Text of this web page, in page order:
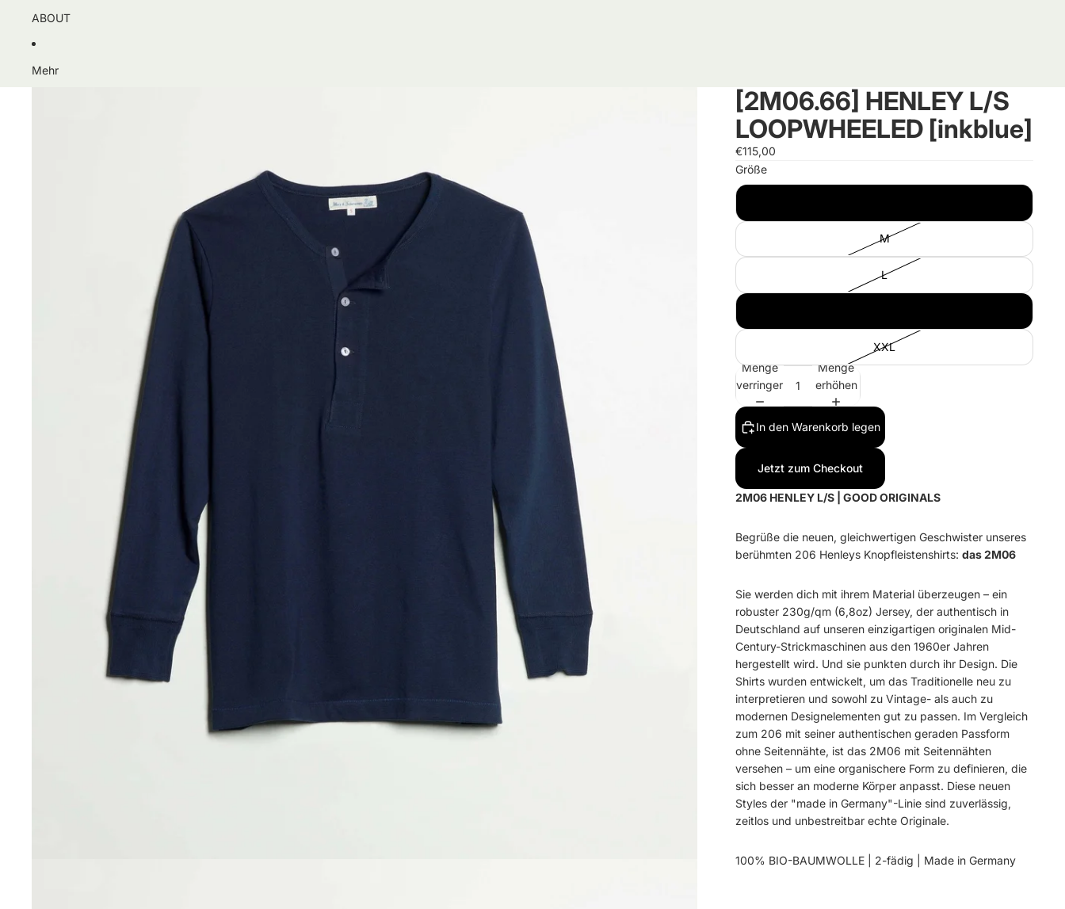
ABOUT
Mehr
[2M06.66] HENLEY L/S
LOOPWHEELED [inkblue]
€115,00
Größe
M
L
XXL
Menge
verringern
Menge
erhöhen
In den Warenkorb legen
Jetzt zum Checkout
2M06 HENLEY L/S | GOOD ORIGINALS
Begrüße die neuen, gleichwertigen Geschwister unseres
berühmten 206 Henleys Knopfleistenshirts: das 2M06
Sie werden dich mit ihrem Material überzeugen – ein
robuster 230g/qm (6,8oz) Jersey, der authentisch in
Deutschland auf unseren einzigartigen originalen Mid-
Century-Strickmaschinen aus den 1960er Jahren
hergestellt wird. Und sie punkten durch ihr Design. Die
Shirts wurden entwickelt, um das Traditionelle neu zu
interpretieren und sowohl zu Vintage- als auch zu
modernen Designelementen gut zu passen. Im Vergleich
zum 206 mit seiner authentischen geraden Passform
ohne Seitennähte, ist das 2M06 mit Seitennähten
versehen – um eine organischere Form zu definieren, die
sich besser an moderne Körper anpasst. Diese neuen
Styles der "made in Germany"-Linie sind zuverlässig,
zeitlos und unbestreitbar echte Originale.
100% BIO-BAUMWOLLE | 2-fädig | Made in Germany